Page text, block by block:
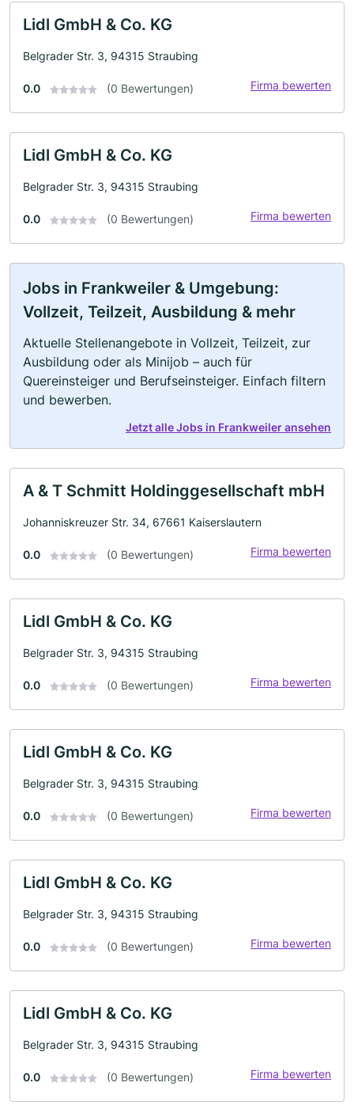
Lidl GmbH & Co. KG
Belgrader Str. 3, 94315 Straubing
0.0 (0 Bewertungen) Firma bewerten
Lidl GmbH & Co. KG
Belgrader Str. 3, 94315 Straubing
0.0 (0 Bewertungen) Firma bewerten
Jobs in Frankweiler & Umgebung:
Vollzeit, Teilzeit, Ausbildung & mehr
Aktuelle Stellenangebote in Vollzeit, Teilzeit, zur
Ausbildung oder als Minijob – auch für
Quereinsteiger und Berufseinsteiger. Einfach filtern
und bewerben.
Jetzt alle Jobs in Frankweiler ansehen
A & T Schmitt Holdinggesellschaft mbH
Johanniskreuzer Str. 34, 67661 Kaiserslautern
0.0 (0 Bewertungen) Firma bewerten
Lidl GmbH & Co. KG
Belgrader Str. 3, 94315 Straubing
0.0 (0 Bewertungen) Firma bewerten
Lidl GmbH & Co. KG
Belgrader Str. 3, 94315 Straubing
0.0 (0 Bewertungen) Firma bewerten
Lidl GmbH & Co. KG
Belgrader Str. 3, 94315 Straubing
0.0 (0 Bewertungen) Firma bewerten
Lidl GmbH & Co. KG
Belgrader Str. 3, 94315 Straubing
0.0 (0 Bewertungen) Firma bewerten